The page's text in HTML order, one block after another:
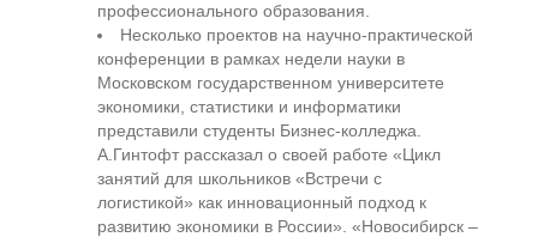
профессионального образования.
Несколько проектов на научно-практической
конференции в рамках недели науки в
Московском государственном университете
экономики, статистики и информатики
представили студенты Бизнес-колледжа.
А.Гинтофт рассказал о своей работе «Цикл
занятий для школьников «Встречи с
логистикой» как инновационный подход к
развитию экономики в России». «Новосибирск –